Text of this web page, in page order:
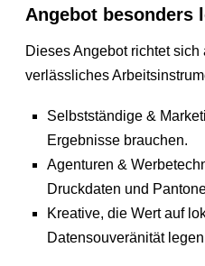
Angebot besonders
Dieses Angebot richtet sich
verlässliches
Selbstständige &
Ergebnisse brauchen.
Agenturen &
Druckdaten und
Kreative, die Wert auf
Datensouveränität